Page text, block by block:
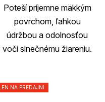
Poteší príjemne mäkkým
povrchom, ľahkou
údržbou a odolnosťou
voči slnečnému žiareniu.
NA PREDAJNI